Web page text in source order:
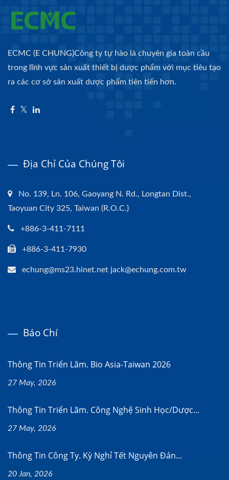
ECMC (E CHUNG)Công ty tự hào là chuyên gia toàn cầu
trong lĩnh vực sản xuất thiết bị dược phẩm với mục tiêu tạo
ra các cơ sở sản xuất dược phẩm tiên tiến hơn.
Địa Chỉ Của Chúng Tôi
No. 139, Ln. 106, Gaoyang N. Rd., Longtan Dist.,
Taoyuan City 325, Taiwan (R.O.C.)
+886-3-411-7111
+886-3-411-7930
echung@ms23.hinet.net jack@echung.com.tw
Báo Chí
Thông Tin Triển Lãm. Bio Asia-Taiwan 2026
27 May, 2026
Thông Tin Triển Lãm. Công Nghệ Sinh Học/dược...
27 May, 2026
Thông Tin Công Ty. Kỳ Nghỉ Tết Nguyên Đán...
20 Jan, 2026